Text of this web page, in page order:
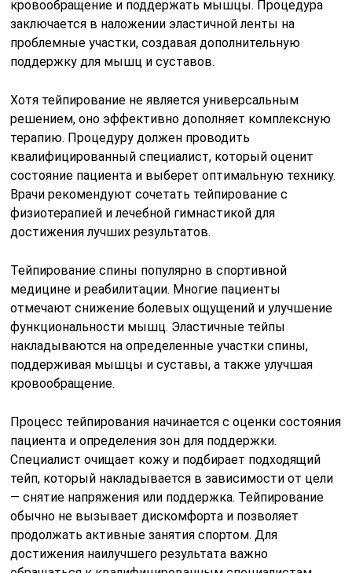
кровообращение и поддержать мышцы. Процедура
заключается в наложении эластичной ленты на
проблемные участки, создавая дополнительную
поддержку для мышц и суставов.
Хотя тейпирование не является универсальным
решением, оно эффективно дополняет комплексную
терапию. Процедуру должен проводить
квалифицированный специалист, который оценит
состояние пациента и выберет оптимальную технику.
Врачи рекомендуют сочетать тейпирование с
физиотерапией и лечебной гимнастикой для
достижения лучших результатов.
Тейпирование спины популярно в спортивной
медицине и реабилитации. Многие пациенты
отмечают снижение болевых ощущений и улучшение
функциональности мышц. Эластичные тейпы
накладываются на определенные участки спины,
поддерживая мышцы и суставы, а также улучшая
кровообращение.
Процесс тейпирования начинается с оценки состояния
пациента и определения зон для поддержки.
Специалист очищает кожу и подбирает подходящий
тейп, который накладывается в зависимости от цели
— снятие напряжения или поддержка. Тейпирование
обычно не вызывает дискомфорта и позволяет
продолжать активные занятия спортом. Для
достижения наилучшего результата важно